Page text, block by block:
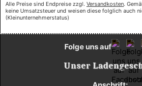
Alle Preise sind Endpreise zzgl. Versandkosten.
keine Umsatzsteuer und weisen diese folglich auch
(Kleinunternehmerstatus)
Unser
Folge uns auf